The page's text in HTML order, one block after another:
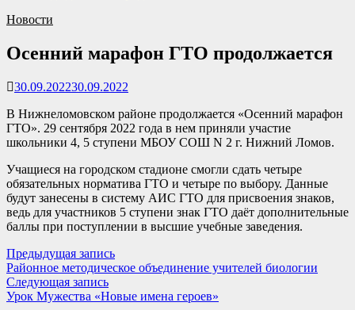
Новости
Осенний марафон ГТО продолжается
30.09.202230.09.2022
В Нижнеломовском районе продолжается «Осенний марафон
ГТО». 29 сентября 2022 года в нем приняли участие
школьники 4, 5 ступени МБОУ СОШ N 2 г. Нижний Ломов.
Учащиеся на городском стадионе смогли сдать четыре
обязательных норматива ГТО и четыре по выбору. Данные
будут занесены в систему АИС ГТО для присвоения знаков,
ведь для участников 5 ступени знак ГТО даёт дополнительные
баллы при поступлении в высшие учебные заведения.
Навигация
по
записям
Предыдущая записьПредыдущая
запись:
Районное методическое объединение учителей биологии
Следующая записьСледующая
запись:
Урок Мужества «Новые имена героев»